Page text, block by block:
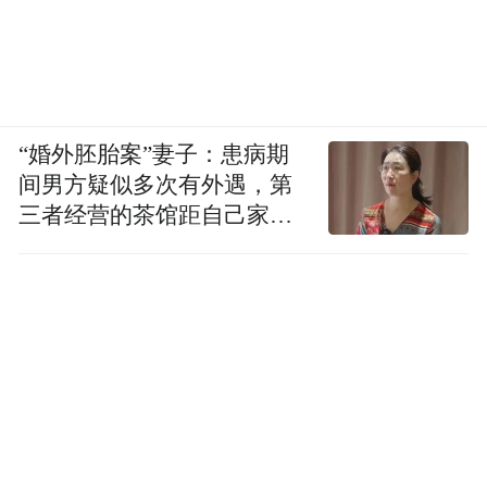
“婚外胚胎案”妻子：患病期
间男方疑似多次有外遇，第
三者经营的茶馆距自己家步